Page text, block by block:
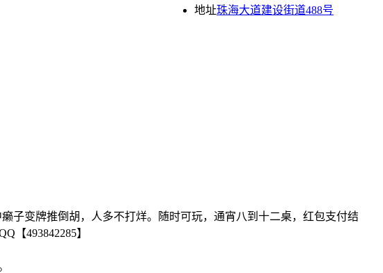
地址珠海大道建设街道488号
子变牌推倒胡，人多不打烊。随时可玩，通宵八到十二桌，红包支付结
【493842285】